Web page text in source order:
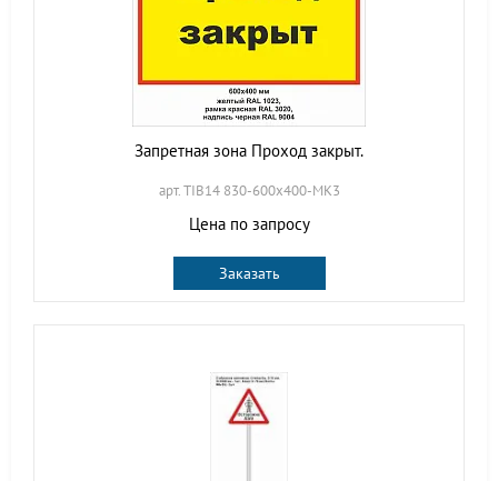
Запретная зона Проход закрыт.
арт. TIB14 830-600х400-МК3
Цена по запросу
Заказать